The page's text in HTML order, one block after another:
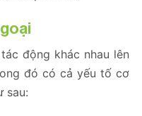
động khác nhau lên
đó có cả yếu tố cơ
sau: